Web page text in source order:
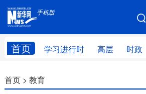
手机版
首页 学习进行时 高层 时政
手机版
网站地图
学习进行时
首页 > 教育